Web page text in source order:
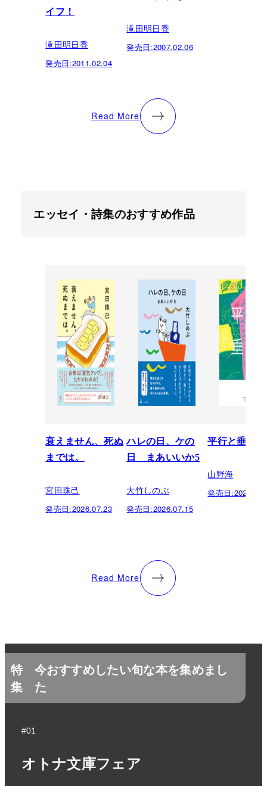
イフ！
滝田明日香
発売日:2011.02.04
滝田明日香
発売日:2007.02.06
Read More
エッセイ・詩集のおすすめ作品
衰えません、死ぬ
までは。
宮田珠己
発売日:2026.07.23
ハレの日、ケの
日 まあいいか5
大竹しのぶ
発売日:2026.07.15
平行と垂直
山野海
発売日:
Read More
特
集
今おすすめしたい旬な本を集めまし
た
#01
オトナ文庫フェア